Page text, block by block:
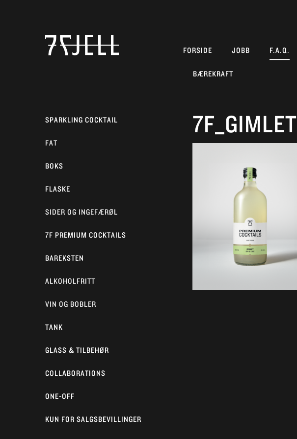
FORSIDE JOBB F.A.Q.
BÆREKRAFT
7F_GIMLET
SPARKLING COCKTAIL
FAT
BOKS
FLASKE
SIDER OG INGEFÆRØL
7F PREMIUM COCKTAILS
BAREKSTEN
ALKOHOLFRITT
VIN OG BOBLER
TANK
GLASS & TILBEHØR
COLLABORATIONS
ONE-OFF
KUN FOR SALGSBEVILLINGER